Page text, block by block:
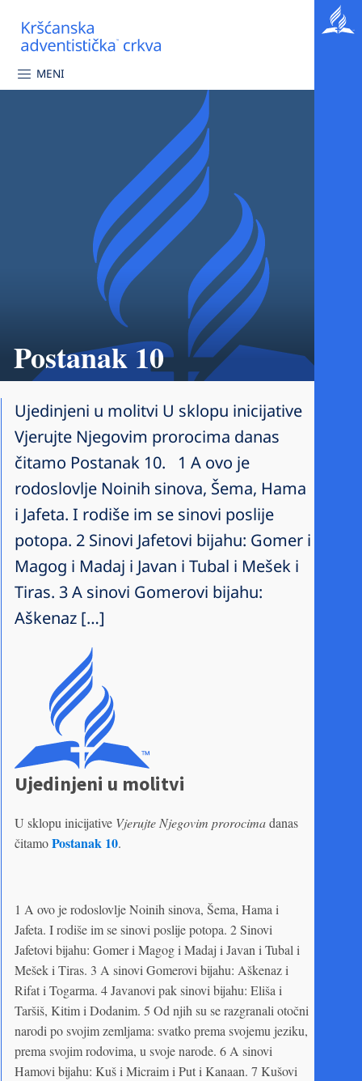
MENI
Postanak 10
Ujedinjeni u molitvi U sklopu inicijative
Vjerujte Njegovim prorocima danas
čitamo Postanak 10. 1 A ovo je
rodoslovlje Noinih sinova, Šema, Hama
i Jafeta. I rodiše im se sinovi poslije
potopa. 2 Sinovi Jafetovi bijahu: Gomer i
Magog i Madaj i Javan i Tubal i Mešek i
Tiras. 3 A sinovi Gomerovi bijahu:
Aškenaz […]
Ujedinjeni u molitvi
U sklopu inicijative Vjerujte Njegovim prorocimadanas
čitamoPostanak 10.
1 A ovo je rodoslovlje Noinih sinova, Šema, Hama i
Jafeta. I rodiše im se sinovi poslije potopa. 2 Sinovi
Jafetovi bijahu: Gomer i Magog i Madaj i Javan i Tubal i
Mešek i Tiras. 3 A sinovi Gomerovi bijahu: Aškenaz i
Rifat i Togarma. 4 Javanovi pak sinovi bijahu: Eliša i
Taršiš, Kitim i Dodanim. 5 Od njih su se razgranali otočni
narodi po svojim zemljama: svatko prema svojemu jeziku,
prema svojim rodovima, u svoje narode. 6 A sinovi
Hamovi bijahu: Kuš i Micraim i Put i Kanaan. 7 Kušovi